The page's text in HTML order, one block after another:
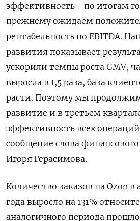
эффективность - по итогам
прежнему ожидаем
рентабельность по EBITDA.
развития показывает
ускорили темпы роста GMV,
выросла в 1,5 раза, база
расти. Поэтому мы
развитие и в третьем
эффективность всех
сообщение слова
Игоря Герасимова.
Количество заказов на Ozon
года выросло на 131%
аналогичного периода